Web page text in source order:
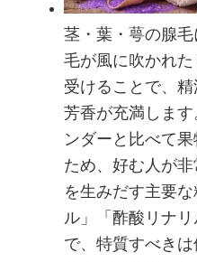
茎・葉・萼の腺
毛が風に吹かれ
受けることで、
芳香が充満しま
ンダーと比べて
ため、好む人が
を生みだす主要
ル」「酢酸リナリ
で、特質すべき